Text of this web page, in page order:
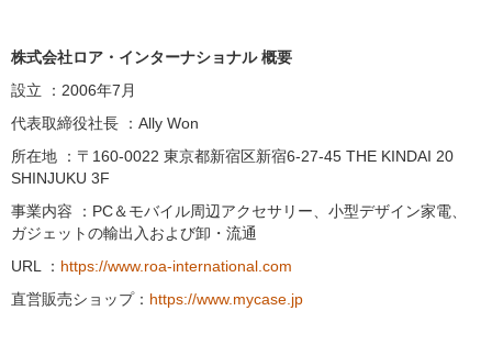
株式会社ロア・インターナショナル 概要
設立 ：2006年7月
代表取締役社長 ：Ally Won
所在地 ：〒160-0022 東京都新宿区新宿6-27-45 THE KINDAI 20
SHINJUKU 3F
事業内容 ：PC＆モバイル周辺アクセサリー、小型デザイン家電、
ガジェットの輸出入および卸・流通
URL ： https://www.roa-international.com
直営販売ショップ： https://www.mycase.jp